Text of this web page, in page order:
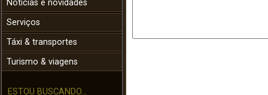
Notícias e novidades
Serviços
Táxi & transportes
Turismo & viagens
ESTOU BUSCANDO...